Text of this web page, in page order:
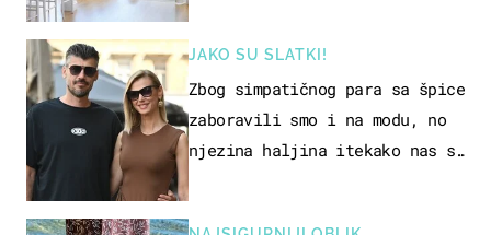
JAKO SU SLATKI!
Zbog simpatičnog para sa špice
zaboravili smo i na modu, no
njezina haljina itekako nas se